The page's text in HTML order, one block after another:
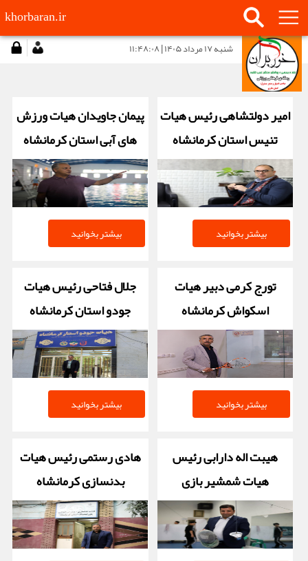
khorbaran.ir
شنبه ۱۷ مرداد ۱۴۰۵ | ۱۱:۴۸:۰۸
امیر دولتشاهی رئیس هیات
تنیس استان کرمانشاه
بیشتر بخوانید
پیمان جاویدان هیات ورزش
های آبی استان کرمانشاه
بیشتر بخوانید
تورج کرمی دبیر هیات
اسکواش کرمانشاه
بیشتر بخوانید
جلال فتاحی رئیس هیات
جودو استان کرمانشاه
بیشتر بخوانید
هیبت اله دارابی رئیس
هیات شمشیر بازی
کرمانشاه
هادی رستمی رئیس هیات
بدنسازی کرمانشاه